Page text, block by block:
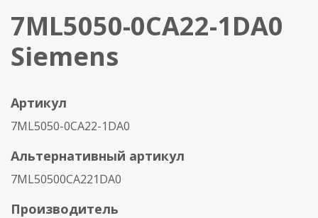
7ML5050-0CA22-1DA0
Siemens
Артикул
7ML5050-0CA22-1DA0
Альтернативный артикул
7ML50500CA221DA0
Производитель